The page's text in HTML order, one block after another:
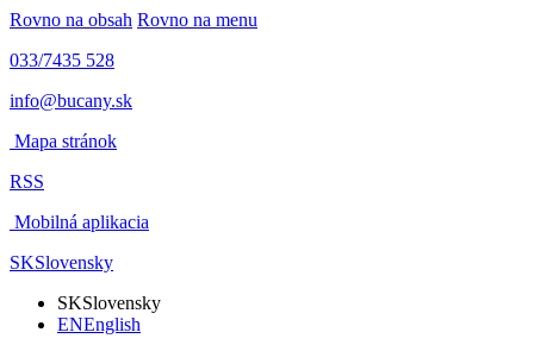
Rovno na obsah Rovno na menu
033/7435 528
info@bucany.sk
Mapa stránok
RSS
Mobilná aplikacia
SKSlovensky
SKSlovensky
ENEnglish